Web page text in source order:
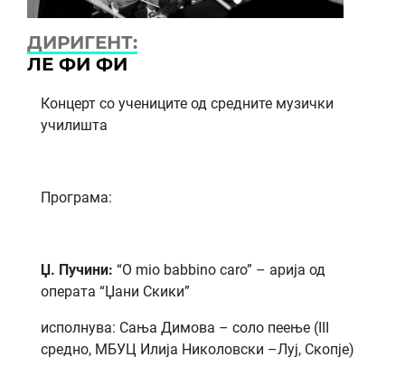
ДИРИГЕНТ:
ЛЕ ФИ ФИ
Концерт со учениците од средните музички
училишта
Програма:
Џ. Пучини: “O mio babbino caro” – aрија од
операта “Џани Скики”
исполнува: Сања Димова – соло пеење (III
средно, МБУЦ Илија Николовски –Луј, Скопје)